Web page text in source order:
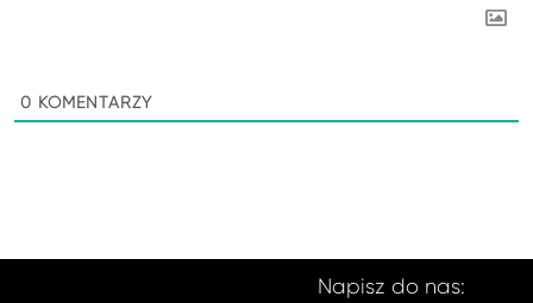
0 KOMENTARZY
Napisz do nas: